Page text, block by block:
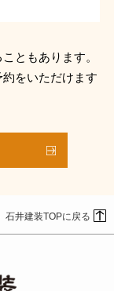
ともあります。
をいただけます
石井建装TOPに戻る